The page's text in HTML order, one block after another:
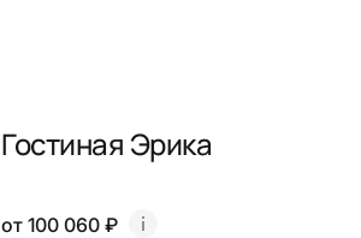
Гостиная Эрика
от 100 060 ₽